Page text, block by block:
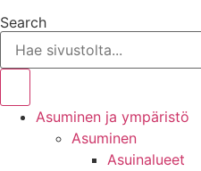
Search
Asuminen ja ympäristö
Asuminen
Asuinalueet